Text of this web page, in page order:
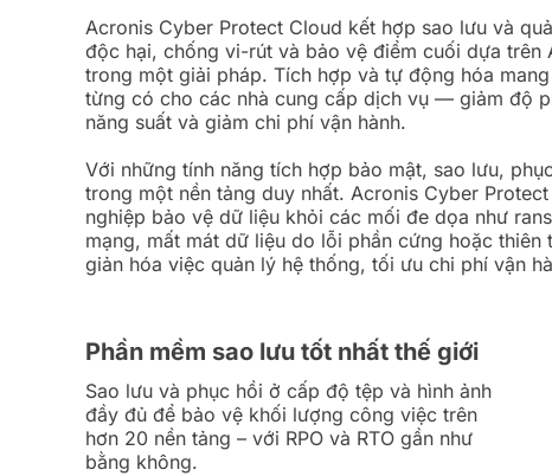
Acronis Cyber ​​Protect Cloud kết hợp sao lưu và
độc hại, chống vi-rút và bảo vệ điểm cuối dựa trên
trong một giải pháp. Tích hợp và tự động hóa
từng có cho các nhà cung cấp dịch vụ — giảm độ
năng suất và giảm chi phí vận hành.
Với những tính năng tích hợp bảo mật, sao lưu,
trong một nền tảng duy nhất. Acronis Cyber
nghiệp bảo vệ dữ liệu khỏi các mối đe dọa như
mạng, mất mát dữ liệu do lỗi phần cứng hoặc thiên
giản hóa việc quản lý hệ thống, tối ưu chi phí vận
Phần mềm sao lưu tốt nhất thế giới
Sao lưu và phục hồi ở cấp độ tệp và hình ảnh
đầy đủ để bảo vệ khối lượng công việc trên
hơn 20 nền tảng – với RPO và RTO gần như
bằng không.